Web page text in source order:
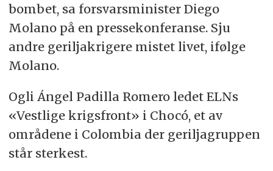
bombet, sa forsvarsminister Diego
Molano på en pressekonferanse. Sju
andre geriljakrigere mistet livet, ifølge
Molano.
Ogli Ángel Padilla Romero ledet ELNs
«Vestlige krigsfront» i Chocó, et av
områdene i Colombia der geriljagruppen
står sterkest.